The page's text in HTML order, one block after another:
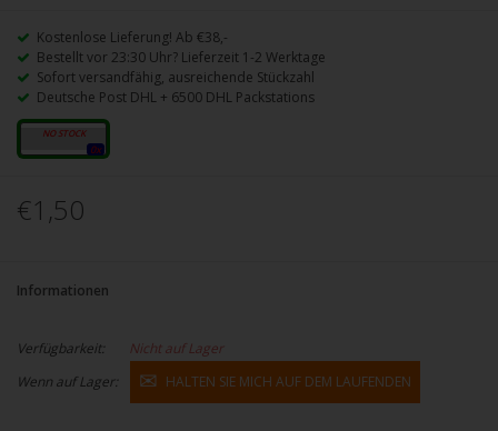
Kostenlose Lieferung! Ab €38,-
Bestellt vor 23:30 Uhr? Lieferzeit 1-2 Werktage
Sofort versandfähig, ausreichende Stückzahl
Deutsche Post DHL + 6500 DHL Packstations
schwarz
0x
€1,50
Informationen
Verfügbarkeit:
Nicht auf Lager
Wenn auf Lager:
HALTEN SIE MICH AUF DEM LAUFENDEN